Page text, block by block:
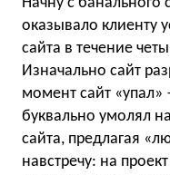
оказывало клиенту
сайта в течение
Изначально сайт
момент сайт «упал»
буквально умолял
сайта, предлагая
навстречу: на